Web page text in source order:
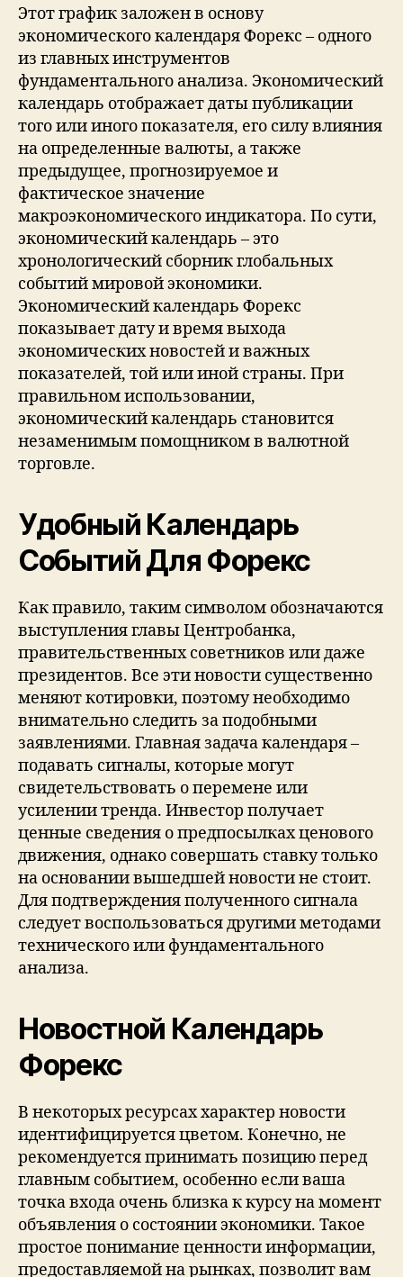
Этот график заложен в основу
экономического календаря Форекс – одного
из главных инструментов
фундаментального анализа. Экономический
календарь отображает даты публикации
того или иного показателя, его силу влияния
на определенные валюты, а также
предыдущее, прогнозируемое и
фактическое значение
макроэкономического индикатора. По сути,
экономический календарь – это
хронологический сборник глобальных
событий мировой экономики.
Экономический календарь Форекс
показывает дату и время выхода
экономических новостей и важных
показателей, той или иной страны. При
правильном использовании,
экономический календарь становится
незаменимым помощником в валютной
торговле.
Удобный Календарь
Событий Для Форекс
Как правило, таким символом обозначаются
выступления главы Центробанка,
правительственных советников или даже
президентов. Все эти новости существенно
меняют котировки, поэтому необходимо
внимательно следить за подобными
заявлениями. Главная задача календаря –
подавать сигналы, которые могут
свидетельствовать о перемене или
усилении тренда. Инвестор получает
ценные сведения о предпосылках ценового
движения, однако совершать ставку только
на основании вышедшей новости не стоит.
Для подтверждения полученного сигнала
следует воспользоваться другими методами
технического или фундаментального
анализа.
Новостной Календарь
Форекс
В некоторых ресурсах характер новости
идентифицируется цветом. Конечно, не
рекомендуется принимать позицию перед
главным событием, особенно если ваша
точка входа очень близка к курсу на момент
объявления о состоянии экономики. Такое
простое понимание ценности информации,
предоставляемой на рынках, позволит вам